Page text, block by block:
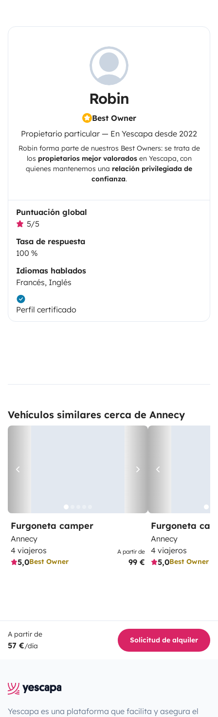
Robin
Best Owner
Propietario particular — En Yescapa desde 2022
Robin forma parte de nuestros Best Owners: se trata de
los propietarios mejor valoradosen Yescapa, con
quienes mantenemos una relación privilegiada de
confianza.
Puntuación global
5/5
Tasa de respuesta
100 %
Idiomas hablados
Francés, Inglés
Perfil certificado
Vehículos similares cerca de Annecy
Furgoneta camper
Annecy
4 viajeros
5,0Best Owner
A partir de
99 €
Furgoneta
Annecy
4 viajeros
5,0Best Owner
A partir de
57 €/día
Solicitud de alquiler
Yescapa es una plataforma que facilita y asegura el